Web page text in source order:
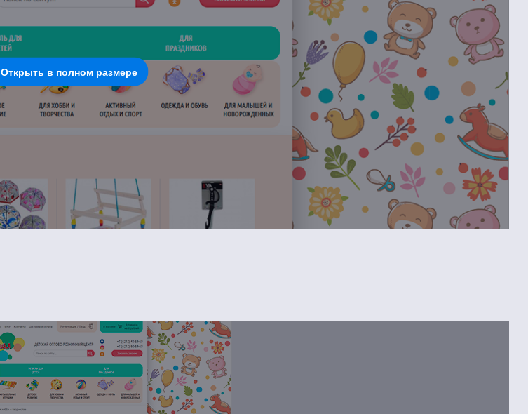
Открыть в полном размере